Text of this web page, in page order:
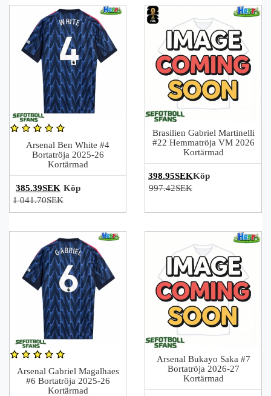
Arsenal Ben White #4
Bortatröja 2025-26
Kortärmad
385.39SEK
1 041.70SEK
Köp
Brasilien Gabriel Martinelli
#22 Hemmatröja VM 2026
Kortärmad
398.95SEK
997.42SEK
Köp
Arsenal Gabriel Magalhaes
#6 Bortatröja 2025-26
Kortärmad
Arsenal Bukayo Saka #7
Bortatröja 2026-27
Kortärmad